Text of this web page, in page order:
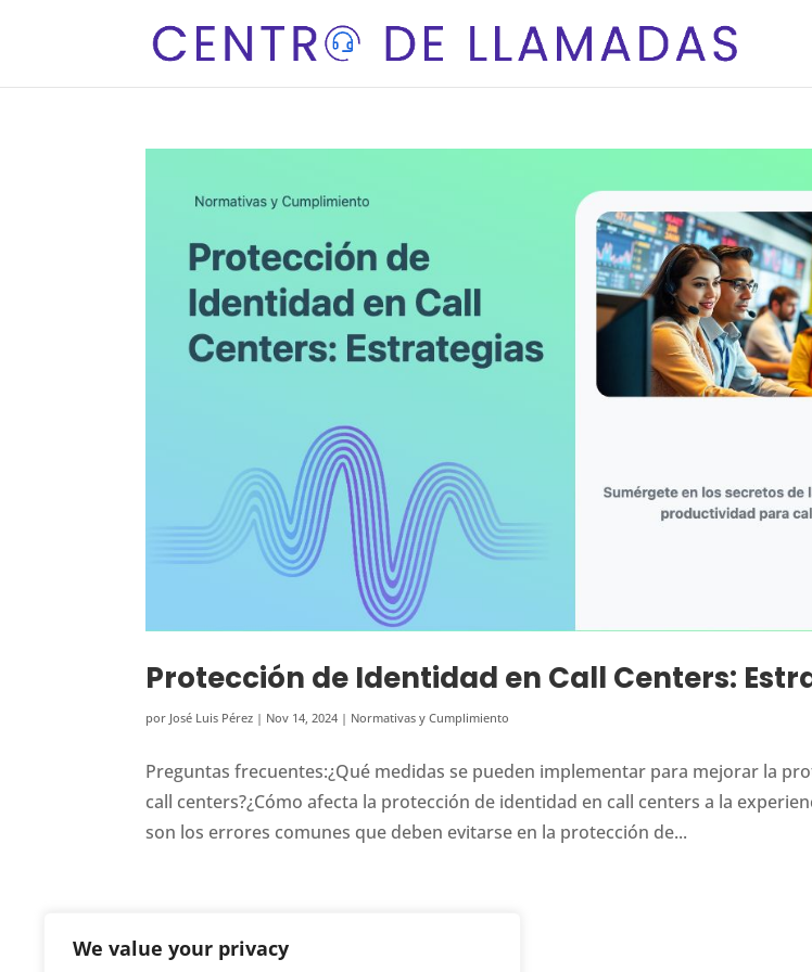
We value your privacy
Protección de Identidad en Call Centers:
por José Luis Pérez | Nov 14, 2024 | Normativas y Cumplimiento
Preguntas frecuentes:¿Qué medidas se pueden implementar para mejorar la
call centers?¿Cómo afecta la protección de identidad en call centers a la
son los errores comunes que deben evitarse en la protección de...